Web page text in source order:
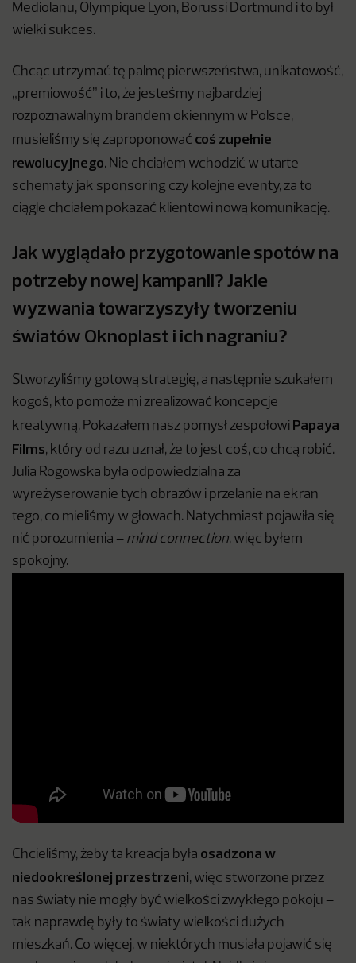
Mediolanu, Olympique Lyon, Borussi Dortmund i to był
wielki sukces.
Chcąc utrzymać tę palmę pierwszeństwa, unikatowość,
„premiowość” i to, że jesteśmy najbardziej
rozpoznawalnym brandem okiennym w Polsce,
musieliśmy się zaproponować coś zupełnie
rewolucyjnego. Nie chciałem wchodzić w utarte
schematy jak sponsoring czy kolejne eventy, za to
ciągle chciałem pokazać klientowi nową komunikację.
Jak wyglądało przygotowanie spotów na
potrzeby nowej kampanii? Jakie
wyzwania towarzyszyły tworzeniu
światów Oknoplast i ich nagraniu?
Stworzyliśmy gotową strategię, a następnie szukałem
kogoś, kto pomoże mi zrealizować koncepcje
kreatywną. Pokazałem nasz pomysł zespołowi Papaya
Films, który od razu uznał, że to jest coś, co chcą robić.
Julia Rogowska była odpowiedzialna za
wyreżyserowanie tych obrazów i przelanie na ekran
tego, co mieliśmy w głowach. Natychmiast pojawiła się
nić porozumienia – mind connection, więc byłem
spokojny.
Chcieliśmy, żeby ta kreacja była osadzona w
niedookreślonej przestrzeni, więc stworzone przez
nas światy nie mogły być wielkości zwykłego pokoju –
tak naprawdę były to światy wielkości dużych
mieszkań. Co więcej, w niektórych musiała pojawić się